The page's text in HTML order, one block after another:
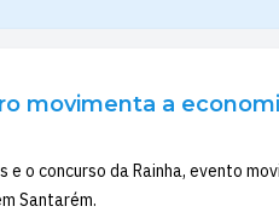
movimenta a
o concurso da Rainha, evento
Santarém.